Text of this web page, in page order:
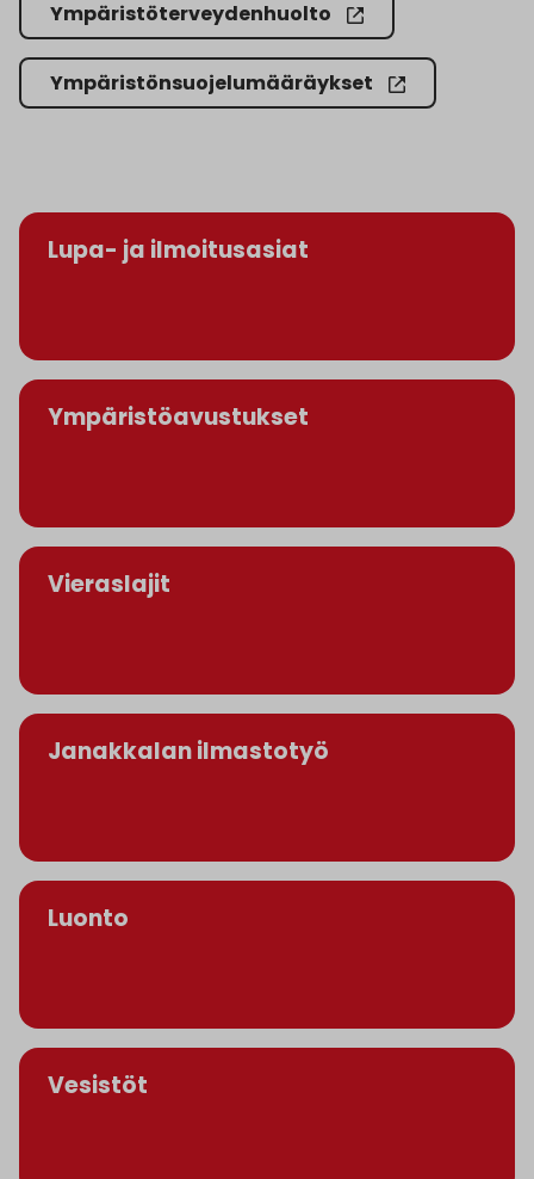
Ympäristöterveydenhuolto
Ympäristönsuojelumääräykset
Lupa- ja ilmoitusasiat
Ympäristöavustukset
Vieraslajit
Janakkalan ilmastotyö
Luonto
Vesistöt